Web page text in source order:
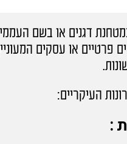
דגנים או בשם
פרטיים או עסקים
העיקריים: